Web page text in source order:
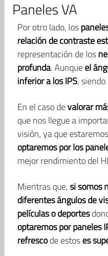
Paneles VA
Por otro lado, los
relación de contraste
representación de los
profunda. Aunqueel
inferior a los IPS, siendo
En el caso devalorar
que nos llegue a
visión, ya que
optaremos por los
mejor rendimiento del
Mientras que,si somos
diferentes ángulos de
películas o deportes
optaremos por paneles
refrescode estoses